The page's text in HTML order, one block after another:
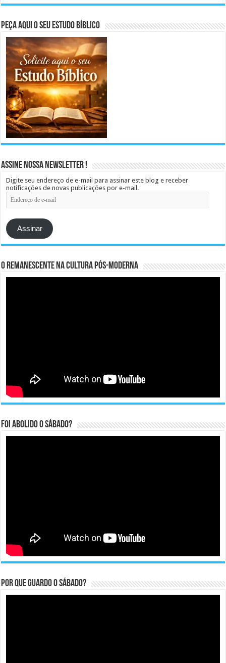
Peça aqui o seu Estudo Bíblico
Assine Nossa Newsletter !
Digite seu endereço de e-mail para assinar este blog e receber
notificações de novas publicações por e-mail.
Endereço
de
mail
Assinar
O remanescente na cultura pós-moderna
Foi abolido o sábado?
Por que guardo o Sábado?